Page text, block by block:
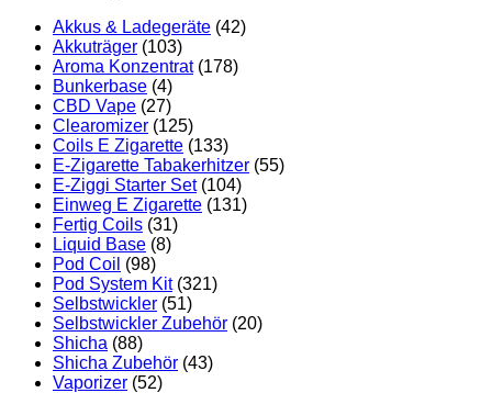
Akkus & Ladegeräte (42)
Akkuträger (103)
Aroma Konzentrat (178)
Bunkerbase (4)
CBD Vape (27)
Clearomizer (125)
Coils E Zigarette (133)
E-Zigarette Tabakerhitzer (55)
E-Ziggi Starter Set (104)
Einweg E Zigarette (131)
Fertig Coils (31)
Liquid Base (8)
Pod Coil (98)
Pod System Kit (321)
Selbstwickler (51)
Selbstwickler Zubehör (20)
Shicha (88)
Shicha Zubehör (43)
Vaporizer (52)